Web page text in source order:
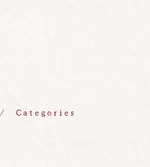
Categories